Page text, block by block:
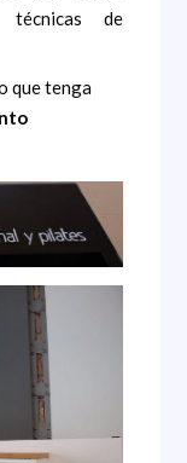
técnicas de
que tenga